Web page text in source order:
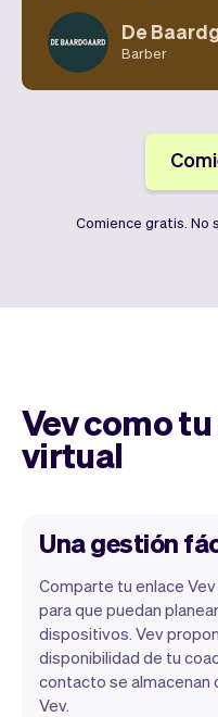
De
Barber
Comience gratis.
Vev como
virtual
Una gestión
Comparte tu enlace
para que puedan
dispositivos. Vev
disponibilidad de tu
contacto se almacenan
Vev.
encargará del